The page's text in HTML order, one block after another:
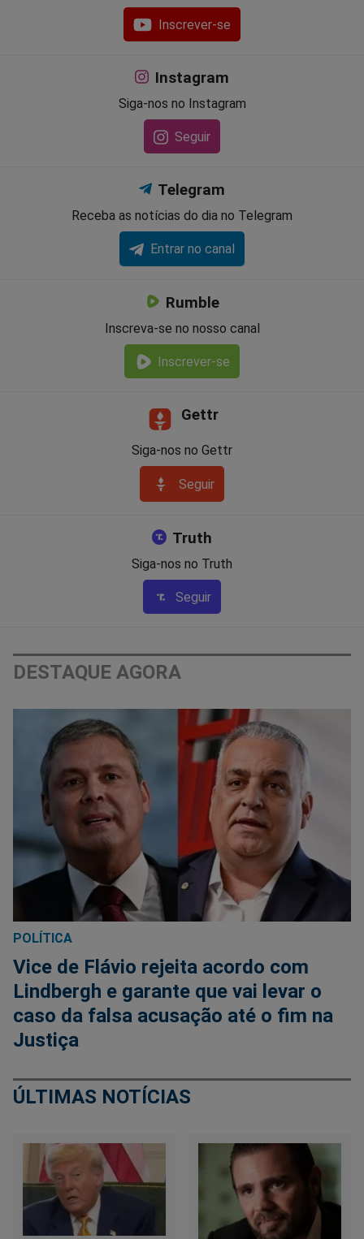
Inscrever-se
Instagram
Siga-nos no Instagram
Seguir
Telegram
Receba as notícias do dia no Telegram
Entrar no canal
Rumble
Inscreva-se no nosso canal
Inscrever-se
Gettr
Siga-nos no Gettr
Seguir
Truth
Siga-nos no Truth
Seguir
DESTAQUE AGORA
POLÍTICA
Vice de Flávio rejeita acordo com
Lindbergh e garante que vai levar o
caso da falsa acusação até o fim na
Justiça
ÚLTIMAS NOTÍCIAS